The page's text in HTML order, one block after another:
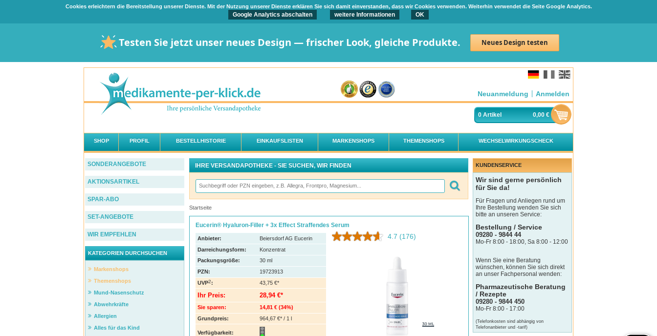
Cookies erleichtern die Bereitstellung unserer Dienste. Mit der Nutzung unserer Dienste erklären Sie sich damit einverstanden, dass wir Cookies verwenden. Weiterhin verwendet die Seite Google Analytics.
Google Analytics abschalten weitere Informationen OK
Testen Sie jetzt unser neues Design — frischer Look, gleiche Produkte. Neues Design testen
Neuanmeldung Anmelden
0 Artikel 0,00 €
SHOP PROFIL BESTELLHISTORIE EINKAUFSLISTEN MARKENSHOPS THEMENSHOPS WECHSELWIRKUNGSCHECK
IHRE VERSANDAPOTHEKE - SIE SUCHEN, WIR FINDEN
Startseite
Eucerin® Hyaluron-Filler + 3x Effect Straffendes Serum
4.7 (176)
Anbieter:
Beiersdorf AG Eucerin
Darreichungsform:
Konzentrat
Packungsgröße:
30 ml
PZN:
19723913
UVP2: 43,75 €*
Ihr Preis: 28,94 €*
Sie sparen: 14,81 € (34%)
Grundpreis:
964,67 €* / 1 l
Verfügbarkeit:
SONDERANGEBOTE
AKTIONSARTIKEL
SPAR-ABO
SET-ANGEBOTE
WIR EMPFEHLEN
KATEGORIEN DURCHSUCHEN
Markenshops
Themenshops
Mund-Nasenschutz
Abwehrkräfte
Allergien
Alles für das Kind
KUNDENSERVICE
Wir sind gerne persönlich
für Sie da!
Für Fragen und Anliegen rund um
Ihre Bestellung wenden Sie sich
bitte an unseren Service:
Bestellung / Service
09280 - 9844 44
Mo-Fr 8:00 - 18:00, Sa 8:00 - 12:00
Wenn Sie eine Beratung
wünschen, können Sie sich direkt
an unser Fachpersonal wenden:
Pharmazeutische Beratung
/ Rezepte
09280 - 9844 450
Mo-Fr 8:00 - 17:00
(Telefonkosten sind abhängig von
Telefonanbieter und -tarif)